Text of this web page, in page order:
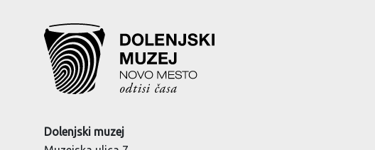
Dolenjski muzej